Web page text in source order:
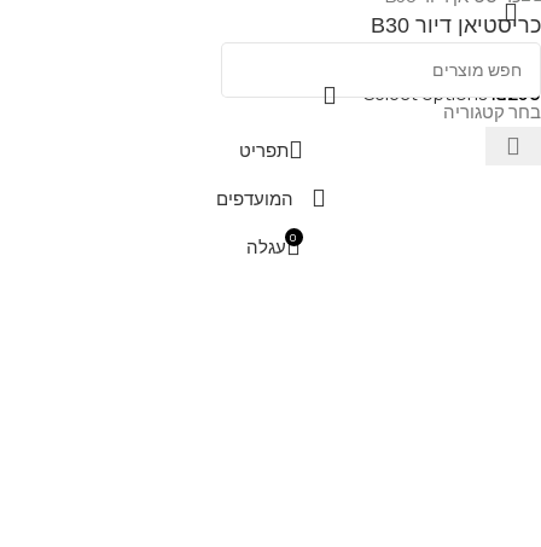
בחר קטגוריה
כריסטיאן דיור B30
₪230
Select options
תפריט
המועדפים
0 עגלה